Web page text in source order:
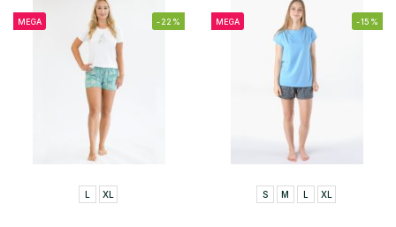
MEGA -22%
L XL
MEGA -15%
S M L XL